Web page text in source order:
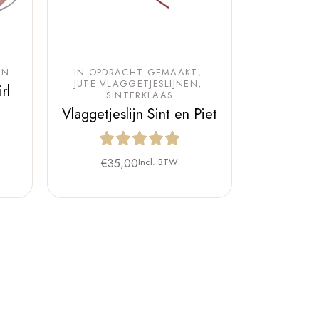
IN OPDRACHT GEMAAKT
JUTE VLAGGETJESLIJNEN
SINTERKLAAS
Vlaggetjeslijn Sint en Piet
€35,00Incl. BTW